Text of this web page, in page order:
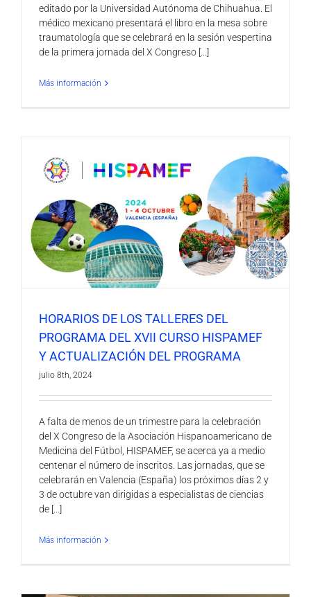
editado por la Universidad Autónoma de Chihuahua. El
médico mexicano presentará el libro en la mesa sobre
traumatología que se celebrará en la sesión vespertina
de la primera jornada del X Congreso [...]
Más información
HORARIOS DE LOS TALLERES DEL
PROGRAMA DEL XVII CURSO HISPAMEF
Y ACTUALIZACIÓN DEL PROGRAMA
julio 8th, 2024
A falta de menos de un trimestre para la celebración
del X Congreso de la Asociación Hispanoamericano de
Medicina del Fútbol, HISPAMEF, se acerca ya a medio
centenar el número de inscritos. Las jornadas, que se
celebrarán en Valencia (España) los próximos días 2 y
3 de octubre van dirigidas a especialistas de ciencias
de [...]
Más información